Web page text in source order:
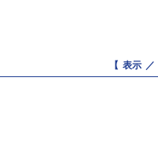
【 表示 ／